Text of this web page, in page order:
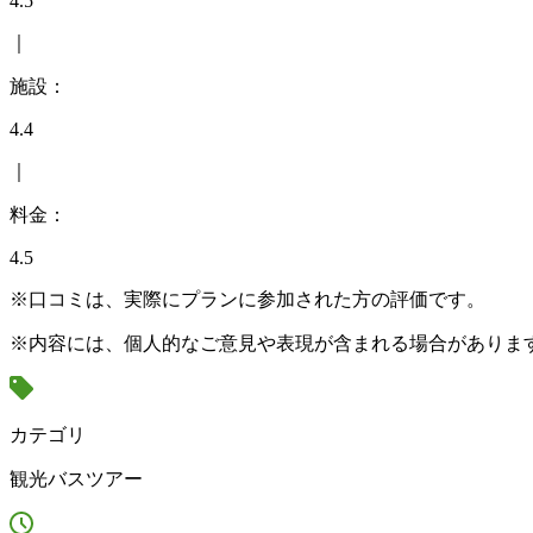
施設：
4.4
料金：
4.5
※口コミは、実際にプランに参加された方の評価です。
※内容には、個人的なご意見や表現が含まれる場合がありま
カテゴリ
観光バスツアー